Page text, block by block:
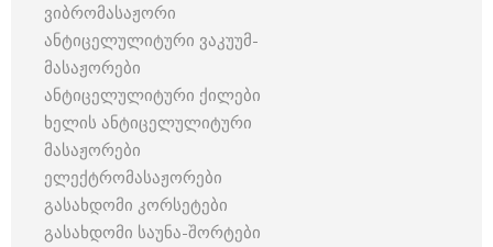
ვიბრომასაჟორი
ანტიცელულიტური ვაკუუმ-
მასაჟორები
ანტიცელულიტური ქილები
ხელის ანტიცელულიტური
მასაჟორები
ელექტრომასაჟორები
გასახდომი კორსეტები
გასახდომი საუნა-შორტები